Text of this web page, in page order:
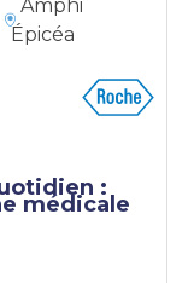
Amphi
Épicéa
:
médicale